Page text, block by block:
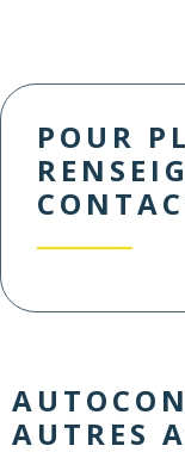
POUR
AUTRES